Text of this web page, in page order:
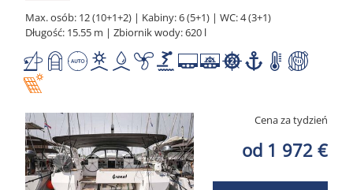
Max. osób: 12 (10+1+2) | Kabiny: 6 (5+1) | WC: 4 (3+1)
Długość: 15.55 m | Zbiornik wody: 620 l
Cena za tydzień
od 1 972 €